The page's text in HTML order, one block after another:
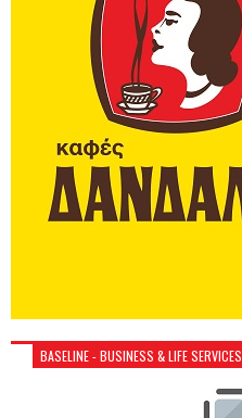
BASELINE - BUSINESS & LIFE SERVICES